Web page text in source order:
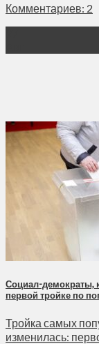
Комментариев: 2
Социал-демократы,
первой тройке по
Тройка самых
изменилась: